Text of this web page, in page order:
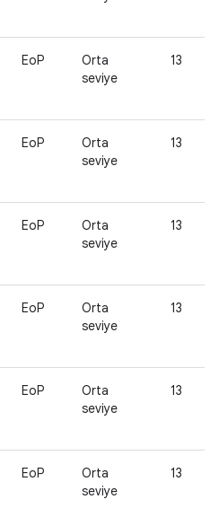
EoP
Orta
seviye
13
EoP
Orta
seviye
13
EoP
Orta
seviye
13
EoP
Orta
seviye
13
EoP
Orta
seviye
13
EoP
Orta
seviye
13